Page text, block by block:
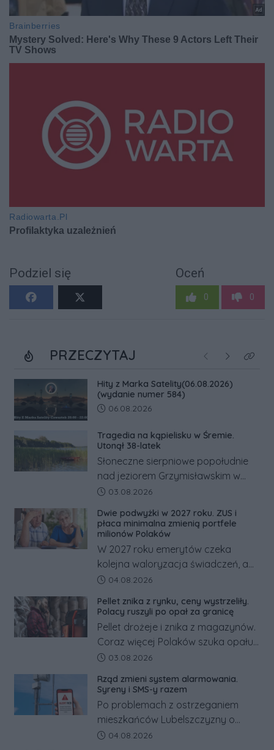
Podziel się Oceń
0 0
PRZECZYTAJ Poprzednie
NastępneKliknij
Hity z Marka Satelity(06.08.2026)
(wydanie numer 584)
Data dodania artykułu:
06.08.2026
Tragedia na kąpielisku w Śremie.
Utonął 38-latek
Słoneczne sierpniowe popołudnie
nad jeziorem Grzymisławskim w
powiecie śremskim zakończyło się
odwrócić nawet natychmiastowe
działania służb ratunkowych.
Data dodania artykułu:
03.08.2026
Dwie podwyżki w 2027 roku. ZUS i
płaca minimalna zmienią portfele
milionów Polaków
W 2027 roku emerytów czeka
kolejna waloryzacja świadczeń, a
pracowników podwyżka płacy
tym zmianom zyskają.
Data dodania artykułu:
04.08.2026
Pellet znika z rynku, ceny wystrzeliły.
Polacy ruszyli po opał za granicę
Pellet drożeje i znika z magazynów.
Coraz więcej Polaków szuka opału
za granicą, gdzie bywa nawet
Co się dzieje?
Data dodania artykułu:
03.08.2026
Rząd zmieni system alarmowania.
Syreny i SMS-y razem
Po problemach z ostrzeganiem
mieszkańców Lubelszczyzny o
rosyjskim zagrożeniu rząd
Data dodania artykułu:
04.08.2026